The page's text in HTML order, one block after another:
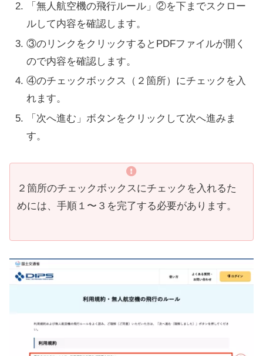
「無人航空機の飛行ルール」②を下までスクロー
ルして内容を確認します。
③のリンクをクリックするとPDFファイルが開く
ので内容を確認します。
④のチェックボックス（２箇所）にチェックを入
れます。
「次へ進む」ボタンをクリックして次へ進みま
す。
２箇所のチェックボックスにチェックを入れるた
めには、手順１〜３を完了する必要があります。